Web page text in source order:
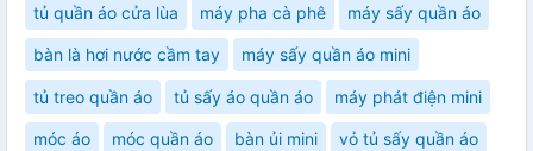
tủ quần áo cửa lùa máy pha cà phê máy sấy quần áo
bàn là hơi nước cầm tay máy sấy quần áo mini
tủ treo quần áo tủ sấy áo quần áo máy phát điện mini
móc áo móc quần áo bàn ủi mini vỏ tủ sấy quần áo